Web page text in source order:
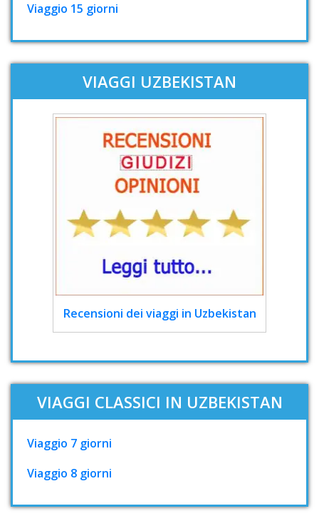
Viaggio 15 giorni
VIAGGI UZBEKISTAN
Recensioni dei viaggi in Uzbekistan
VIAGGI CLASSICI IN UZBEKISTAN
Viaggio 7 giorni
Viaggio 8 giorni